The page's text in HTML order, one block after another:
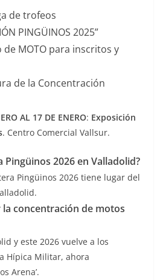
de trofeos
PINGÜINOS 2025”
de MOTO para inscritos y
de la Concentración
AL 17 DE ENERO: Exposición
. Centro Comercial Vallsur.
Pingüinos 2026 en Valladolid?
Pingüinos 2026 tiene lugar del
concentración de motos
y este 2026 vuelve a los
Hípica Militar, ahora
Arena’.